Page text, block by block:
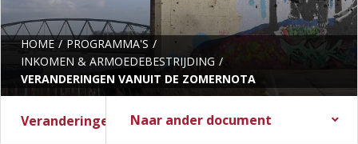
HOME
PROGRAMMA'S
INKOMEN & ARMOEDEBESTRIJDING
VERANDERINGEN VANUIT DE ZOMERNOTA
Naar ander document
Veranderingen vanuit de Zomernota